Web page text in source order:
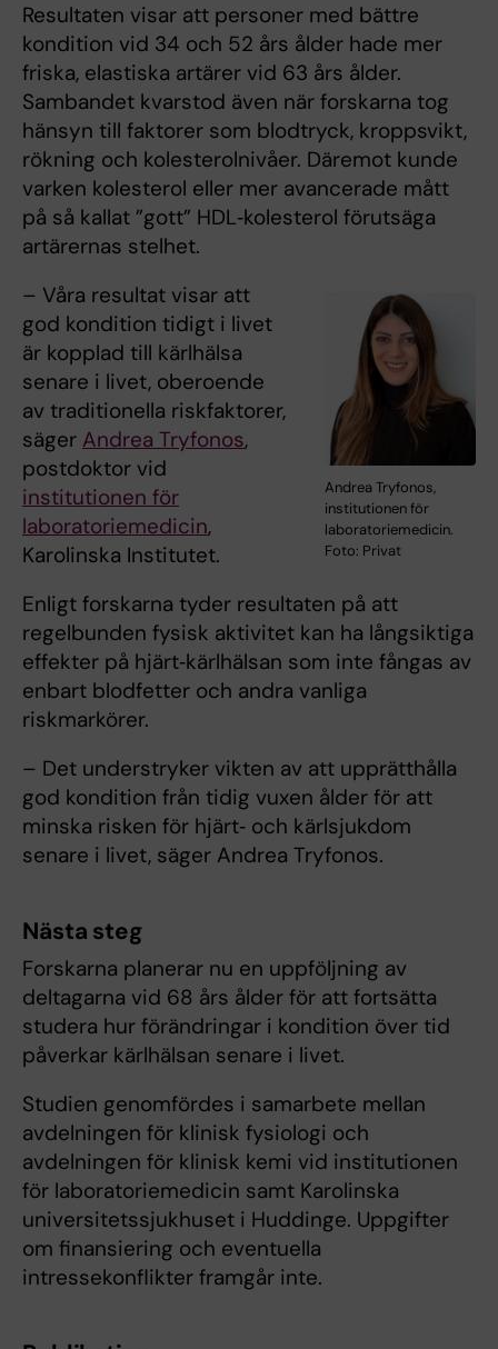
Resultaten visar att personer med bättre
kondition vid 34 och 52 års ålder hade mer
friska, elastiska artärer vid 63 års ålder.
Sambandet kvarstod även när forskarna tog
hänsyn till faktorer som blodtryck, kroppsvikt,
rökning och kolesterolnivåer. Däremot kunde
varken kolesterol eller mer avancerade mått
på så kallat ”gott” HDL‑kolesterol förutsäga
artärernas stelhet.
Andrea Tryfonos,
institutionen för
laboratoriemedicin.
Foto: Privat
– Våra resultat visar att
god kondition tidigt i livet
är kopplad till kärlhälsa
senare i livet, oberoende
av traditionella riskfaktorer,
säger Andrea Tryfonos,
postdoktor vid
institutionen för
laboratoriemedicin,
Karolinska Institutet.
Enligt forskarna tyder resultaten på att
regelbunden fysisk aktivitet kan ha långsiktiga
effekter på hjärt‑kärlhälsan som inte fångas av
enbart blodfetter och andra vanliga
riskmarkörer.
– Det understryker vikten av att upprätthålla
god kondition från tidig vuxen ålder för att
minska risken för hjärt‑ och kärlsjukdom
senare i livet, säger Andrea Tryfonos.
Nästa steg
Forskarna planerar nu en uppföljning av
deltagarna vid 68 års ålder för att fortsätta
studera hur förändringar i kondition över tid
påverkar kärlhälsan senare i livet.
Studien genomfördes i samarbete mellan
avdelningen för klinisk fysiologi och
avdelningen för klinisk kemi vid institutionen
för laboratoriemedicin samt Karolinska
universitetssjukhuset i Huddinge. Uppgifter
om finansiering och eventuella
intressekonflikter framgår inte.